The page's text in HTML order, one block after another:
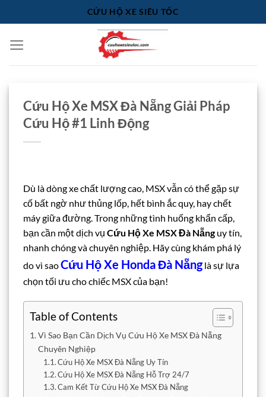
qua
dung
CỨU HỘ XE SIÊU TỐC
Cứu Hộ Xe MSX Đà Nẵng Giải Pháp
Cứu Hộ #1 Linh Động
Dù là dòng xe chất lượng cao, MSX vẫn có thể gặp sự
cố bất ngờ như thủng lốp, hết bình ắc quy, hay chết
máy giữa đường. Trong những tình huống khẩn cấp,
bạn cần một dịch vụ Cứu Hộ Xe MSX Đà Nẵnguy tín,
nhanh chóng và chuyên nghiệp. Hãy cùng khám phá lý
do vì saoCứu Hộ Xe Honda Đà Nẵnglà sự lựa
chọn tối ưu cho chiếc MSX của bạn!
Table of Contents
Vì Sao Bạn Cần Dịch Vụ Cứu Hộ Xe MSX Đà Nẵng
Chuyên Nghiệp
Cứu Hộ Xe MSX Đà Nẵng Uy Tín
Cứu Hộ Xe MSX Đà Nẵng Hỗ Trợ 24/7
Cam Kết Từ Cứu Hộ Xe MSX Đà Nẵng